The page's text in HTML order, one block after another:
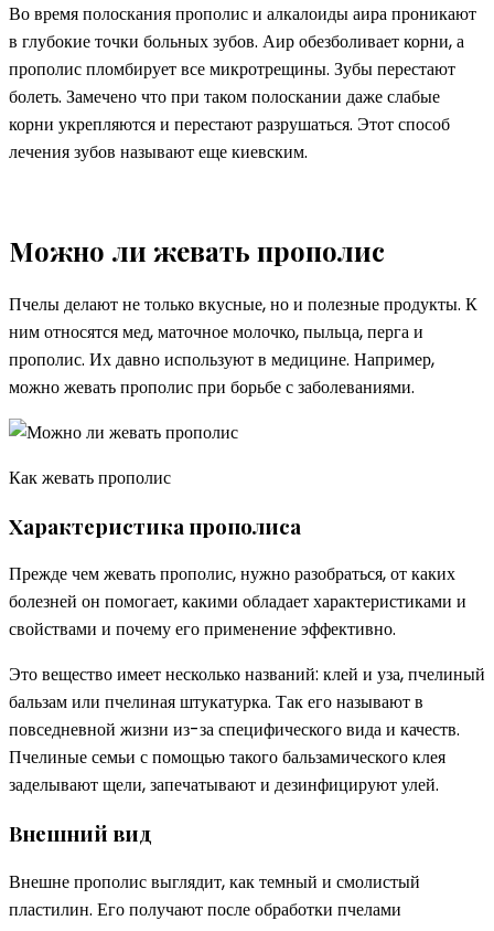
Во время полоскания прополис и алкалоиды аира проникают
в глубокие точки больных зубов. Аир обезболивает корни, а
прополис пломбирует все микротрещины. Зубы перестают
болеть. Замечено что при таком полоскании даже слабые
корни укрепляются и перестают разрушаться. Этот способ
лечения зубов называют еще киевским.
Можно ли жевать прополис
Пчелы делают не только вкусные, но и полезные продукты. К
ним относятся мед, маточное молочко, пыльца, перга и
прополис. Их давно используют в медицине. Например,
можно жевать прополис при борьбе с заболеваниями.
Как жевать прополис
Характеристика прополиса
Прежде чем жевать прополис, нужно разобраться, от каких
болезней он помогает, какими обладает характеристиками и
свойствами и почему его применение эффективно.
Это вещество имеет несколько названий: клей и уза, пчелиный
бальзам или пчелиная штукатурка. Так его называют в
повседневной жизни из-за специфического вида и качеств.
Пчелиные семьи с помощью такого бальзамического клея
заделывают щели, запечатывают и дезинфицируют улей.
Внешний вид
Внешне прополис выглядит, как темный и смолистый
пластилин. Его получают после обработки пчелами